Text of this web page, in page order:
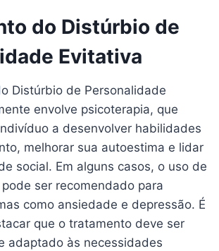
do Distúrbio de
Evitativa
Distúrbio de Personalidade
envolve psicoterapia, que
a desenvolver habilidades
melhorar sua autoestima e lidar
social. Em alguns casos, o uso de
ser recomendado para
como ansiedade e depressão. É
que o tratamento deve ser
adaptado às necessidades